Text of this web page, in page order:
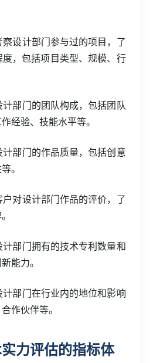
设计部门参与过的项目，了
，包括项目类型、规模、行
部门的团队构成，包括团队
经验、技能水平等。
部门的作品质量，包括创意
。
对设计部门作品的评价，了
部门拥有的技术专利数量和
能力。
部门在行业内的地位和影响
作伙伴等。
力评估的指标体